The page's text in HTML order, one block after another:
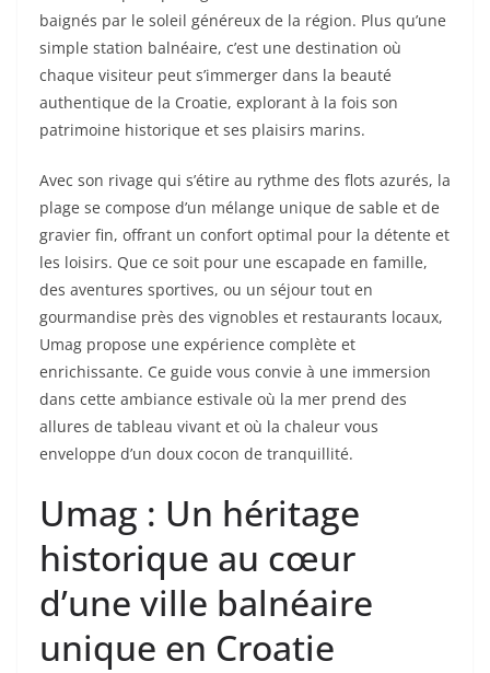
baignés par le soleil généreux de la région. Plus qu’une
simple station balnéaire, c’est une destination où
chaque visiteur peut s’immerger dans la beauté
authentique de la Croatie, explorant à la fois son
patrimoine historique et ses plaisirs marins.
Avec son rivage qui s’étire au rythme des flots azurés, la
plage se compose d’un mélange unique de sable et de
gravier fin, offrant un confort optimal pour la détente et
les loisirs. Que ce soit pour une escapade en famille,
des aventures sportives, ou un séjour tout en
gourmandise près des vignobles et restaurants locaux,
Umag propose une expérience complète et
enrichissante. Ce guide vous convie à une immersion
dans cette ambiance estivale où la mer prend des
allures de tableau vivant et où la chaleur vous
enveloppe d’un doux cocon de tranquillité.
Umag : Un héritage
historique au cœur
d’une ville balnéaire
unique en Croatie